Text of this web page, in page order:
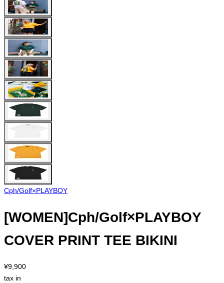
Cph/Golf×PLAYBOY
[WOMEN]Cph/Golf×PLAYBOY
COVER PRINT TEE BIKINI
¥9,900
tax in